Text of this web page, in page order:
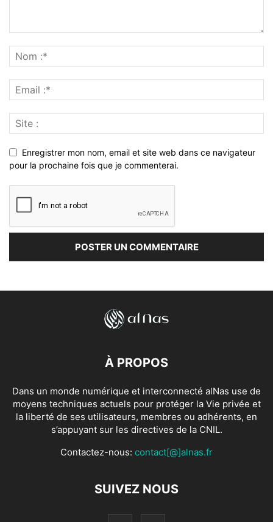
Enregistrer mon nom, email et site web dans ce navigateur
pour la prochaine fois que je commenterai.
À PROPOS
Dans un monde numérique et interconnecté alNas use de
moyens techniques actuels pour protéger la Vie privée et
la liberté de ses utilisateurs, membres ou adhérents, en
s’appuyant sur les directives de la CNIL.
Contactez-nous: contact[@]alnas.fr
SUIVEZ NOUS